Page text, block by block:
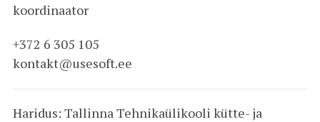
koordinaator
+372 6 305 105
kontakt@usesoft.ee
Haridus: Tallinna Tehnikaülikooli kütte- ja